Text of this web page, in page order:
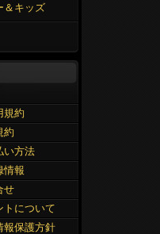
＆キッズ
規約
約
い方法
情報
せ
トについて
報保護方針